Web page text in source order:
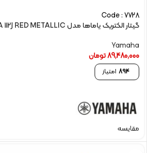
Code : 7728
گیتار الکتريک یاماها مدل PACIFICA 112J RED METALLIC
Yamaha
89,480,000تومان
894 امتیاز
مقایسه